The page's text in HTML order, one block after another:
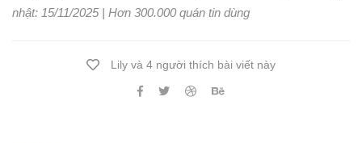
nhật: 15/11/2025 | Hơn 300.000 quán tin dùng
Lily và 4 người thích bài viết này